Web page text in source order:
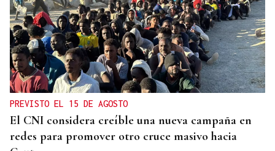
PREVISTO EL 15 DE AGOSTO
El CNI considera creíble una nueva campaña en
redes para promover otro cruce masivo hacia